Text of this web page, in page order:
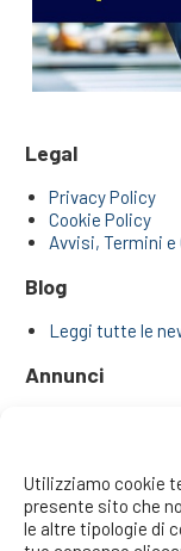
Utilizziamo cookie
presente sito che
le altre tipologie di
Legal
Privacy Policy
Cookie Policy
Avvisi, Termini e
Blog
Leggi tutte le
Annunci
I Plus di